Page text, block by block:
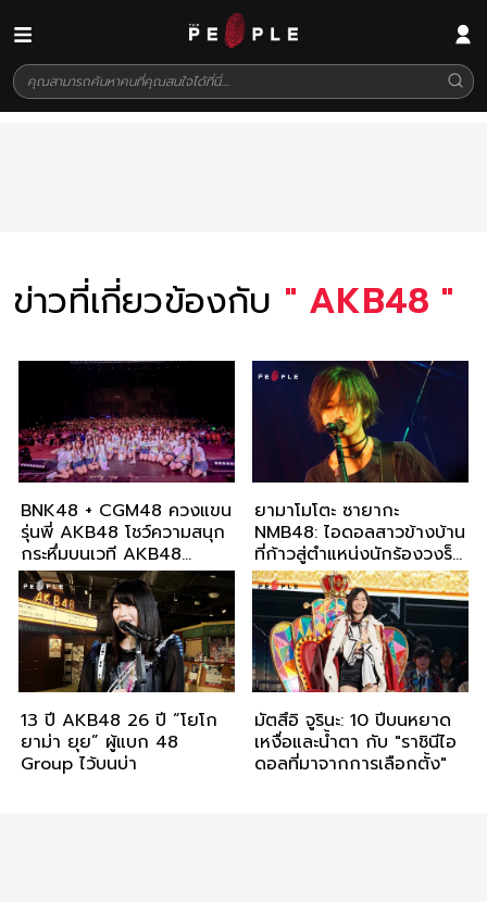
ข่าวที่เกี่ยวข้องกับ " AKB48 "
BNK48 + CGM48 ควงแขน
รุ่นพี่ AKB48 โชว์ความสนุก
กระหึ่มบนเวที AKB48
Group CIRCLE JAM 2023
ยามาโมโตะ ซายากะ
NMB48: ไอดอลสาวข้างบ้าน
ที่ก้าวสู่ตำแหน่งนักร้องวงร็
อก
13 ปี AKB48 26 ปี “โยโก
ยาม่า ยุย” ผู้แบก 48
Group ไว้บนบ่า
มัตสึอิ จูรินะ: 10 ปีบนหยาด
เหงื่อและน้ำตา กับ "ราชินีไอ
ดอลที่มาจากการเลือกตั้ง"